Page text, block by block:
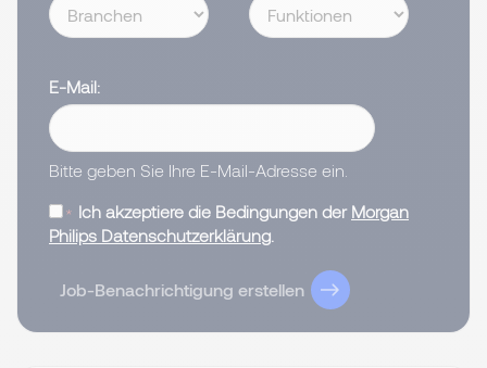
E-Mail
Bitte geben Sie Ihre E-Mail-Adresse ein.
Ich akzeptiere die Bedingungen der Morgan
Philips Datenschutzerklärung.
Job-Benachrichtigung erstellen